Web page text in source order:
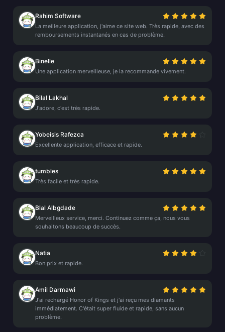
Rahim Software
La meilleure application, j'aime ce site web. Très rapide, avec des
remboursements instantanés en cas de problème.
Binelle
Une application merveilleuse, je la recommande vivement.
Bilal Lakhal
J'adore, c'est très rapide.
Yobeisis Rafezca
Excellente application, efficace et rapide.
tumbles
Très facile et très rapide.
Blal Albgdade
Merveilleux service, merci. Continuez comme ça, nous vous
souhaitons beaucoup de succès.
Natia
Bon prix et rapide.
Amil Darmawi
J'ai rechargé Honor of Kings et j'ai reçu mes diamants
immédiatement. C'était super fluide et rapide, sans aucun
problème.